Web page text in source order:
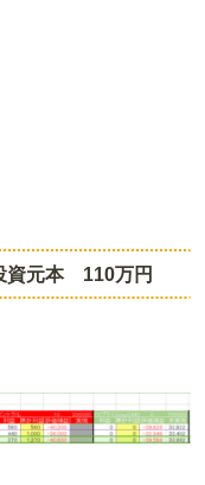
元本 110万円